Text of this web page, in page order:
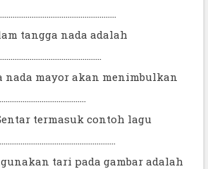
tangga nada adalah
nada mayor akan menimbulkan
termasuk contoh lagu
tari pada gambar adalah